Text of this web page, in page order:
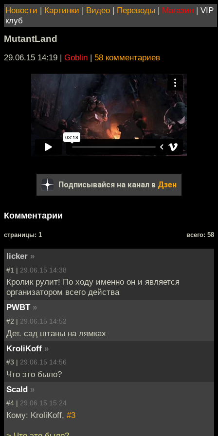
Новости | Картинки | Видео | Переводы | Магазин | VIP
клуб
MutantLand
29.06.15 14:19 | Goblin | 58 комментариев
Подписывайся на канал в Дзен
Комментарии
cтраницы: 1 всего: 58
licker »
#1 | 29.06.15 14:38
Кролик рулит! По ходу именно он и является
организатором всего действа
PWBT »
#2 | 29.06.15 14:52
Дет. сад штаны на лямках
KroliKoff »
#3 | 29.06.15 14:56
Что это было?
Scald »
#4 | 29.06.15 15:24
Кому: KroliKoff, #3